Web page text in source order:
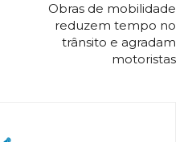
Obras de mobilidade
reduzem tempo no
trânsito e agradam
motoristas